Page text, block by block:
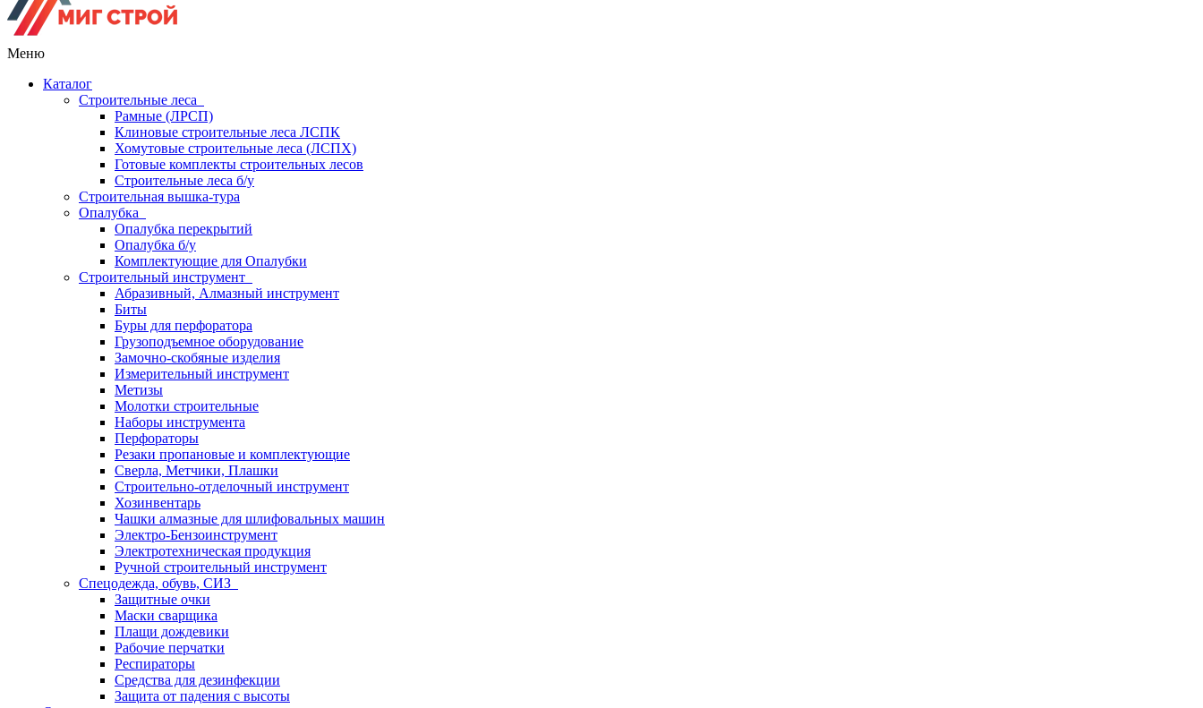
Меню
Каталог
Строительные леса
Рамные (ЛРСП)
Клиновые строительные леса ЛСПК
Хомутовые строительные леса (ЛСПХ)
Готовые комплекты строительных лесов
Строительные леса б/у
Строительная вышка-тура
Опалубка
Опалубка перекрытий
Опалубка б/у
Комплектующие для Опалубки
Строительный инструмент
Абразивный, Алмазный инструмент
Биты
Буры для перфоратора
Грузоподъемное оборудование
Замочно-скобяные изделия
Измерительный инструмент
Метизы
Молотки строительные
Наборы инструмента
Перфораторы
Резаки пропановые и комплектующие
Сверла, Метчики, Плашки
Строительно-отделочный инструмент
Хозинвентарь
Чашки алмазные для шлифовальных машин
Электро-Бензоинструмент
Электротехническая продукция
Ручной строительный инструмент
Спецодежда, обувь, СИЗ
Защитные очки
Маски сварщика
Плащи дождевики
Рабочие перчатки
Респираторы
Средства для дезинфекции
Защита от падения с высоты